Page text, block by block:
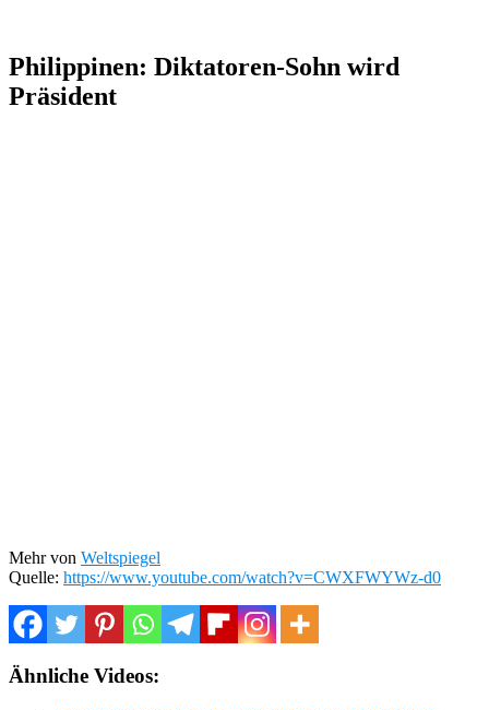
Philippinen: Diktatoren-Sohn wird
Präsident
Mehr von Weltspiegel
Quelle: https://www.youtube.com/watch?v=CWXFWYWz-d0
Ähnliche Videos: